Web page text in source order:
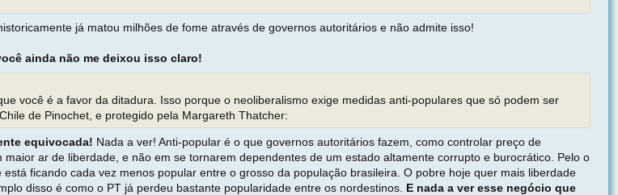
já matou milhões de fome através de governos autoritários e não admite isso!
ainda não me deixou isso claro!
você é a favor da ditadura. Isso porque o neoliberalismo exige medidas anti-populares que só podem ser
de Pinochet, e protegido pela Margareth Thatcher:
equivocada! Nada a ver! Anti-popular é o que governos autoritários fazem, como controlar preço de
ar de liberdade, e não em se tornarem dependentes de um estado altamente corrupto e burocrático. Pelo o
ficando cada vez menos popular entre o grosso da população brasileira. O pobre hoje quer mais liberdade
disso é como o PT já perdeu bastante popularidade entre os nordestinos. E nada a ver esse negócio que